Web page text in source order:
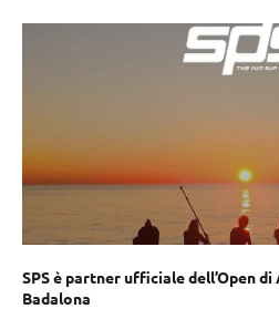
SPS è partner ufficiale dell’Open
Badalona